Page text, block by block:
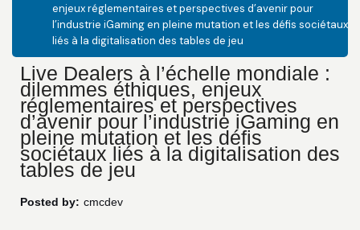
enjeux réglementaires et perspectives d’avenir pour
l’industrie iGaming en pleine mutation et les défis sociétaux
liés à la digitalisation des tables de jeu
Live Dealers à l’échelle mondiale :
dilemmes éthiques, enjeux
réglementaires et perspectives
d’avenir pour l’industrie iGaming en
pleine mutation et les défis
sociétaux liés à la digitalisation des
tables de jeu
Posted by: cmcdev